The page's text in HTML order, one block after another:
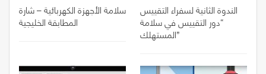
سلامة الأجهزة الكهربائية – شارة
المطابقة الخليجية
الندوة الثانية لسفراء التقييس
“دور التقييس في سلامة
المستهلك”